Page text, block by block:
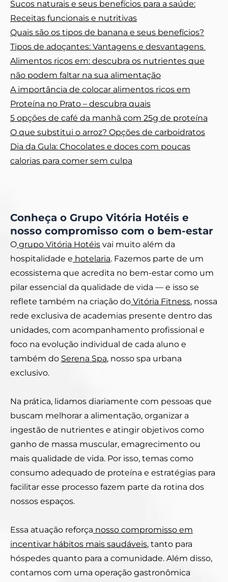
Sucos naturais e seus benefícios para a saúde:
Receitas funcionais e nutritivas
Quais são os tipos de banana e seus benefícios?
Tipos de adoçantes: Vantagens e desvantagens
Alimentos ricos em: descubra os nutrientes que
não podem faltar na sua alimentação
A importância de colocar alimentos ricos em
Proteína no Prato – descubra quais
5 opções de café da manhã com 25g de proteína
O que substitui o arroz? Opções de carboidratos
Dia da Gula: Chocolates e doces com poucas
calorias para comer sem culpa
Conheça o Grupo Vitória Hotéis e
nosso compromisso com o bem-estar
O grupo Vitória Hotéis vai muito além da
hospitalidade e hotelaria. Fazemos parte de um
ecossistema que acredita no bem-estar como um
pilar essencial da qualidade de vida — e isso se
reflete também na criação do Vitória Fitness, nossa
rede exclusiva de academias presente dentro das
unidades, com acompanhamento profissional e
foco na evolução individual de cada aluno e
também do Serena Spa, nosso spa urbana
exclusivo.
Na prática, lidamos diariamente com pessoas que
buscam melhorar a alimentação, organizar a
ingestão de nutrientes e atingir objetivos como
ganho de massa muscular, emagrecimento ou
mais qualidade de vida. Por isso, temas como
consumo adequado de proteína e estratégias para
facilitar esse processo fazem parte da rotina dos
nossos espaços.
Essa atuação reforça nosso compromisso em
incentivar hábitos mais saudáveis, tanto para
hóspedes quanto para a comunidade. Além disso,
contamos com uma operação gastronômica